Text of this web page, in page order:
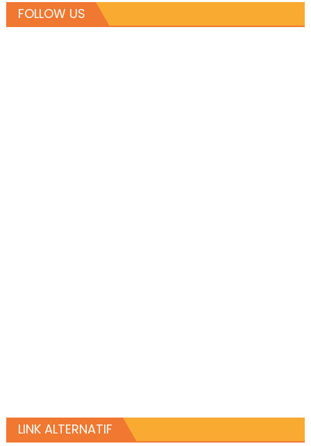
FOLLOW US
LINK ALTERNATIF